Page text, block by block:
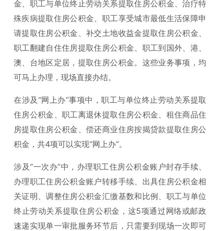
金、职工与单位终止劳动关系提取住房公积金、治疗特
殊疾病提取住房公积金、职工享受城市最低生活保障申
请提取住房公积金、补交土地收益金提取住房公积金、
职工翻建自住住房提取住房公积金、职工到国外、港、
澳、台地区定居，提取住房公积金。这些业务事项，均
可马上办理，现场直接办结。
在涉及“网上办”事项中，职工与单位终止劳动关系提取
住房公积金、职工离退休提取住房公积金、租住商品住
房提取住房公积金、偿还商业住房按揭贷款提取住房公
积金，共4项可以实现“网上办”。
涉及“一次办”中，办理职工住房公积金账户封存手续、
办理职工住房公积金账户转移手续、出具住房公积金相
关证明、调整住房公积金汇缴基数和比例、职工与单位
终止劳动关系提取住房公积金，这5项通过网络或邮政
速递实现单一审批服务环节后，只需要到现场一次即可